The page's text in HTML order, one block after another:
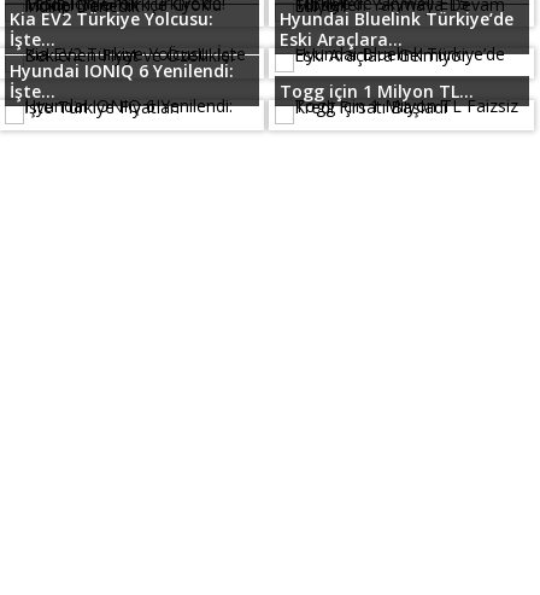
Kia EV2 Türkiye Yolcusu:
İşte...
Hyundai Bluelink Türkiye’de
Eski Araçlara...
Hyundai IONIQ 6 Yenilendi:
İşte...
Togg için 1 Milyon TL...